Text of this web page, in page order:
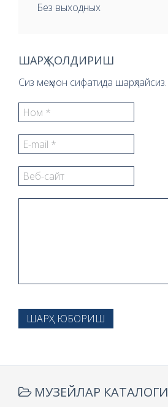
Без выходных
ШАРҲ ҚОЛДИРИШ
Сиз меҳмон сифатида шарҳлайсиз.
ШАРҲ ЮБОРИШ
МУЗЕЙЛАР КАТАЛОГИ